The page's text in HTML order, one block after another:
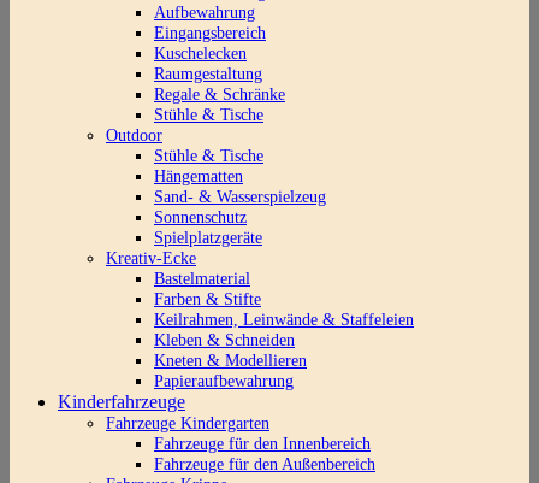
Aufbewahrung
Eingangsbereich
Kuschelecken
Raumgestaltung
Regale & Schränke
Stühle & Tische
Outdoor
Stühle & Tische
Hängematten
Sand- & Wasserspielzeug
Sonnenschutz
Spielplatzgeräte
Kreativ-Ecke
Bastelmaterial
Farben & Stifte
Keilrahmen, Leinwände & Staffeleien
Kleben & Schneiden
Kneten & Modellieren
Papieraufbewahrung
Kinderfahrzeuge
Fahrzeuge Kindergarten
Fahrzeuge für den Innenbereich
Fahrzeuge für den Außenbereich